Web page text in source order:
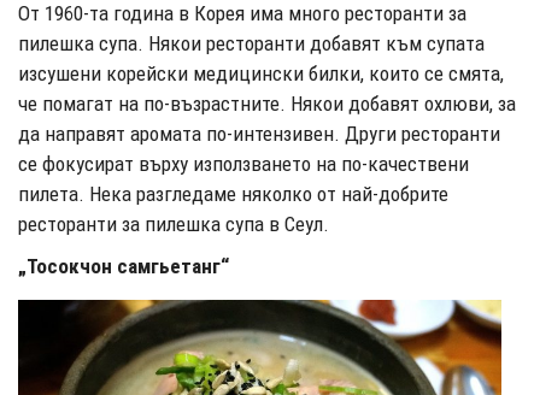
От 1960-та година в Корея има много ресторанти за
пилешка супа. Някои ресторанти добавят към супата
изсушени корейски медицински билки, които се смята,
че помагат на по-възрастните. Някои добавят охлюви, за
да направят аромата по-интензивен. Други ресторанти
се фокусират върху използването на по-качествени
пилета. Нека разгледаме няколко от най-добрите
ресторанти за пилешка супа в Сеул.
„Тосокчон самгьетанг“